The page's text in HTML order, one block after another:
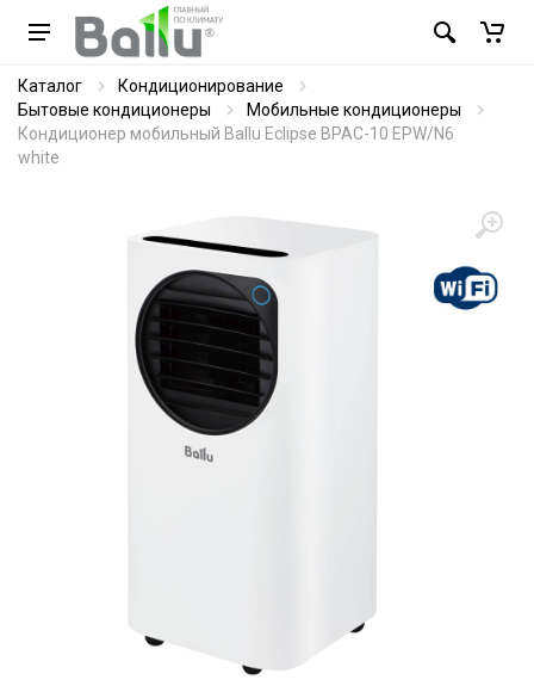
Каталог
Кондиционирование
Бытовые кондиционеры
Мобильные кондиционеры
Кондиционер мобильный Ballu Eclipse BPAC-10 EPW/N6
white